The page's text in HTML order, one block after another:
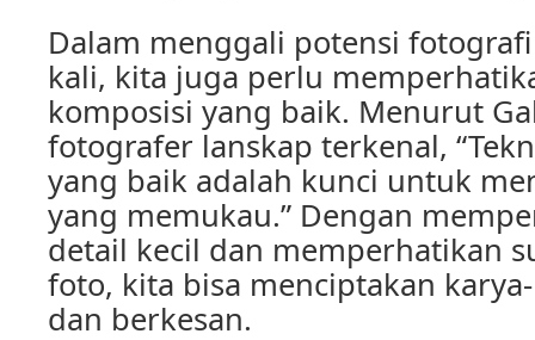
Dalam menggali potensi
kali, kita juga perlu
komposisi yang baik. Menurut
fotografer lanskap terkenal,
yang baik adalah kunci untuk
yang memukau.” Dengan
detail kecil dan memperhatikan
foto, kita bisa menciptakan
dan berkesan.